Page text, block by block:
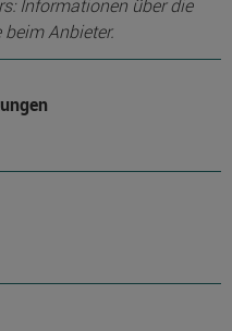
Informationen über die
Anbieter.